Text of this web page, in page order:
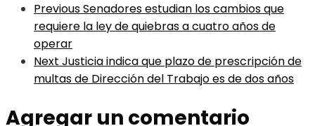
PreviousSenadores estudian los cambios que
requiere la ley de quiebras a cuatro años de
operar
Next Justicia indica que plazo de prescripción de
multas de Dirección del Trabajo es de dos años
Agregar un comentario